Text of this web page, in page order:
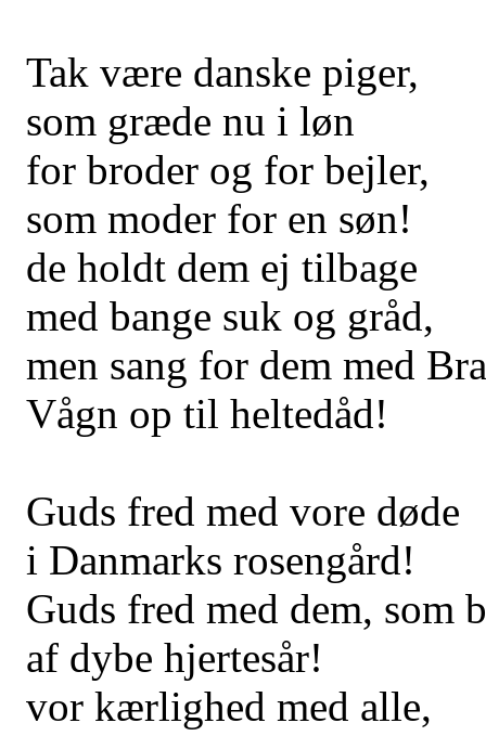
Tak være danske piger,
som græde nu i løn
for broder og for bejler,
som moder for en søn!
de holdt dem ej tilbage
med bange suk og gråd,
men sang for dem med
Vågn op til heltedåd!
Guds fred med vore døde
i Danmarks rosengård!
Guds fred med dem, som
af dybe hjertesår!
vor kærlighed med alle,